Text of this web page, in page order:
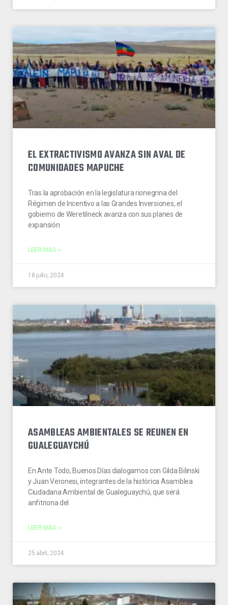
EL EXTRACTIVISMO AVANZA SIN AVAL DE
COMUNIDADES MAPUCHE
Tras la aprobación en la legislatura rionegrina del
Régimen de Incentivo a las Grandes Inversiones, el
gobierno de Weretilneck avanza con sus planes de
expansión
LEER MÁS »
18 julio, 2024
ASAMBLEAS AMBIENTALES SE REUNEN EN
GUALEGUAYCHÚ
En Ante Todo, Buenos Días dialogamos con Gilda Bilinski
y Juan Veronesi, integrantes de la histórica Asamblea
Ciudadana Ambiental de Gualeguaychú, que será
anfitriona del
LEER MÁS »
25 abril, 2024